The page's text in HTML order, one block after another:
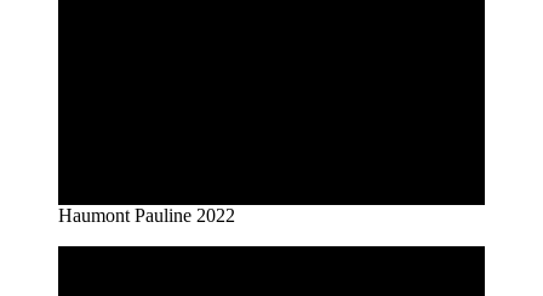
Haumont Pauline 2022